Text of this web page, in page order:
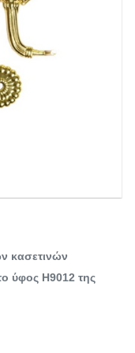
κασετινών
ύφος H9012 της